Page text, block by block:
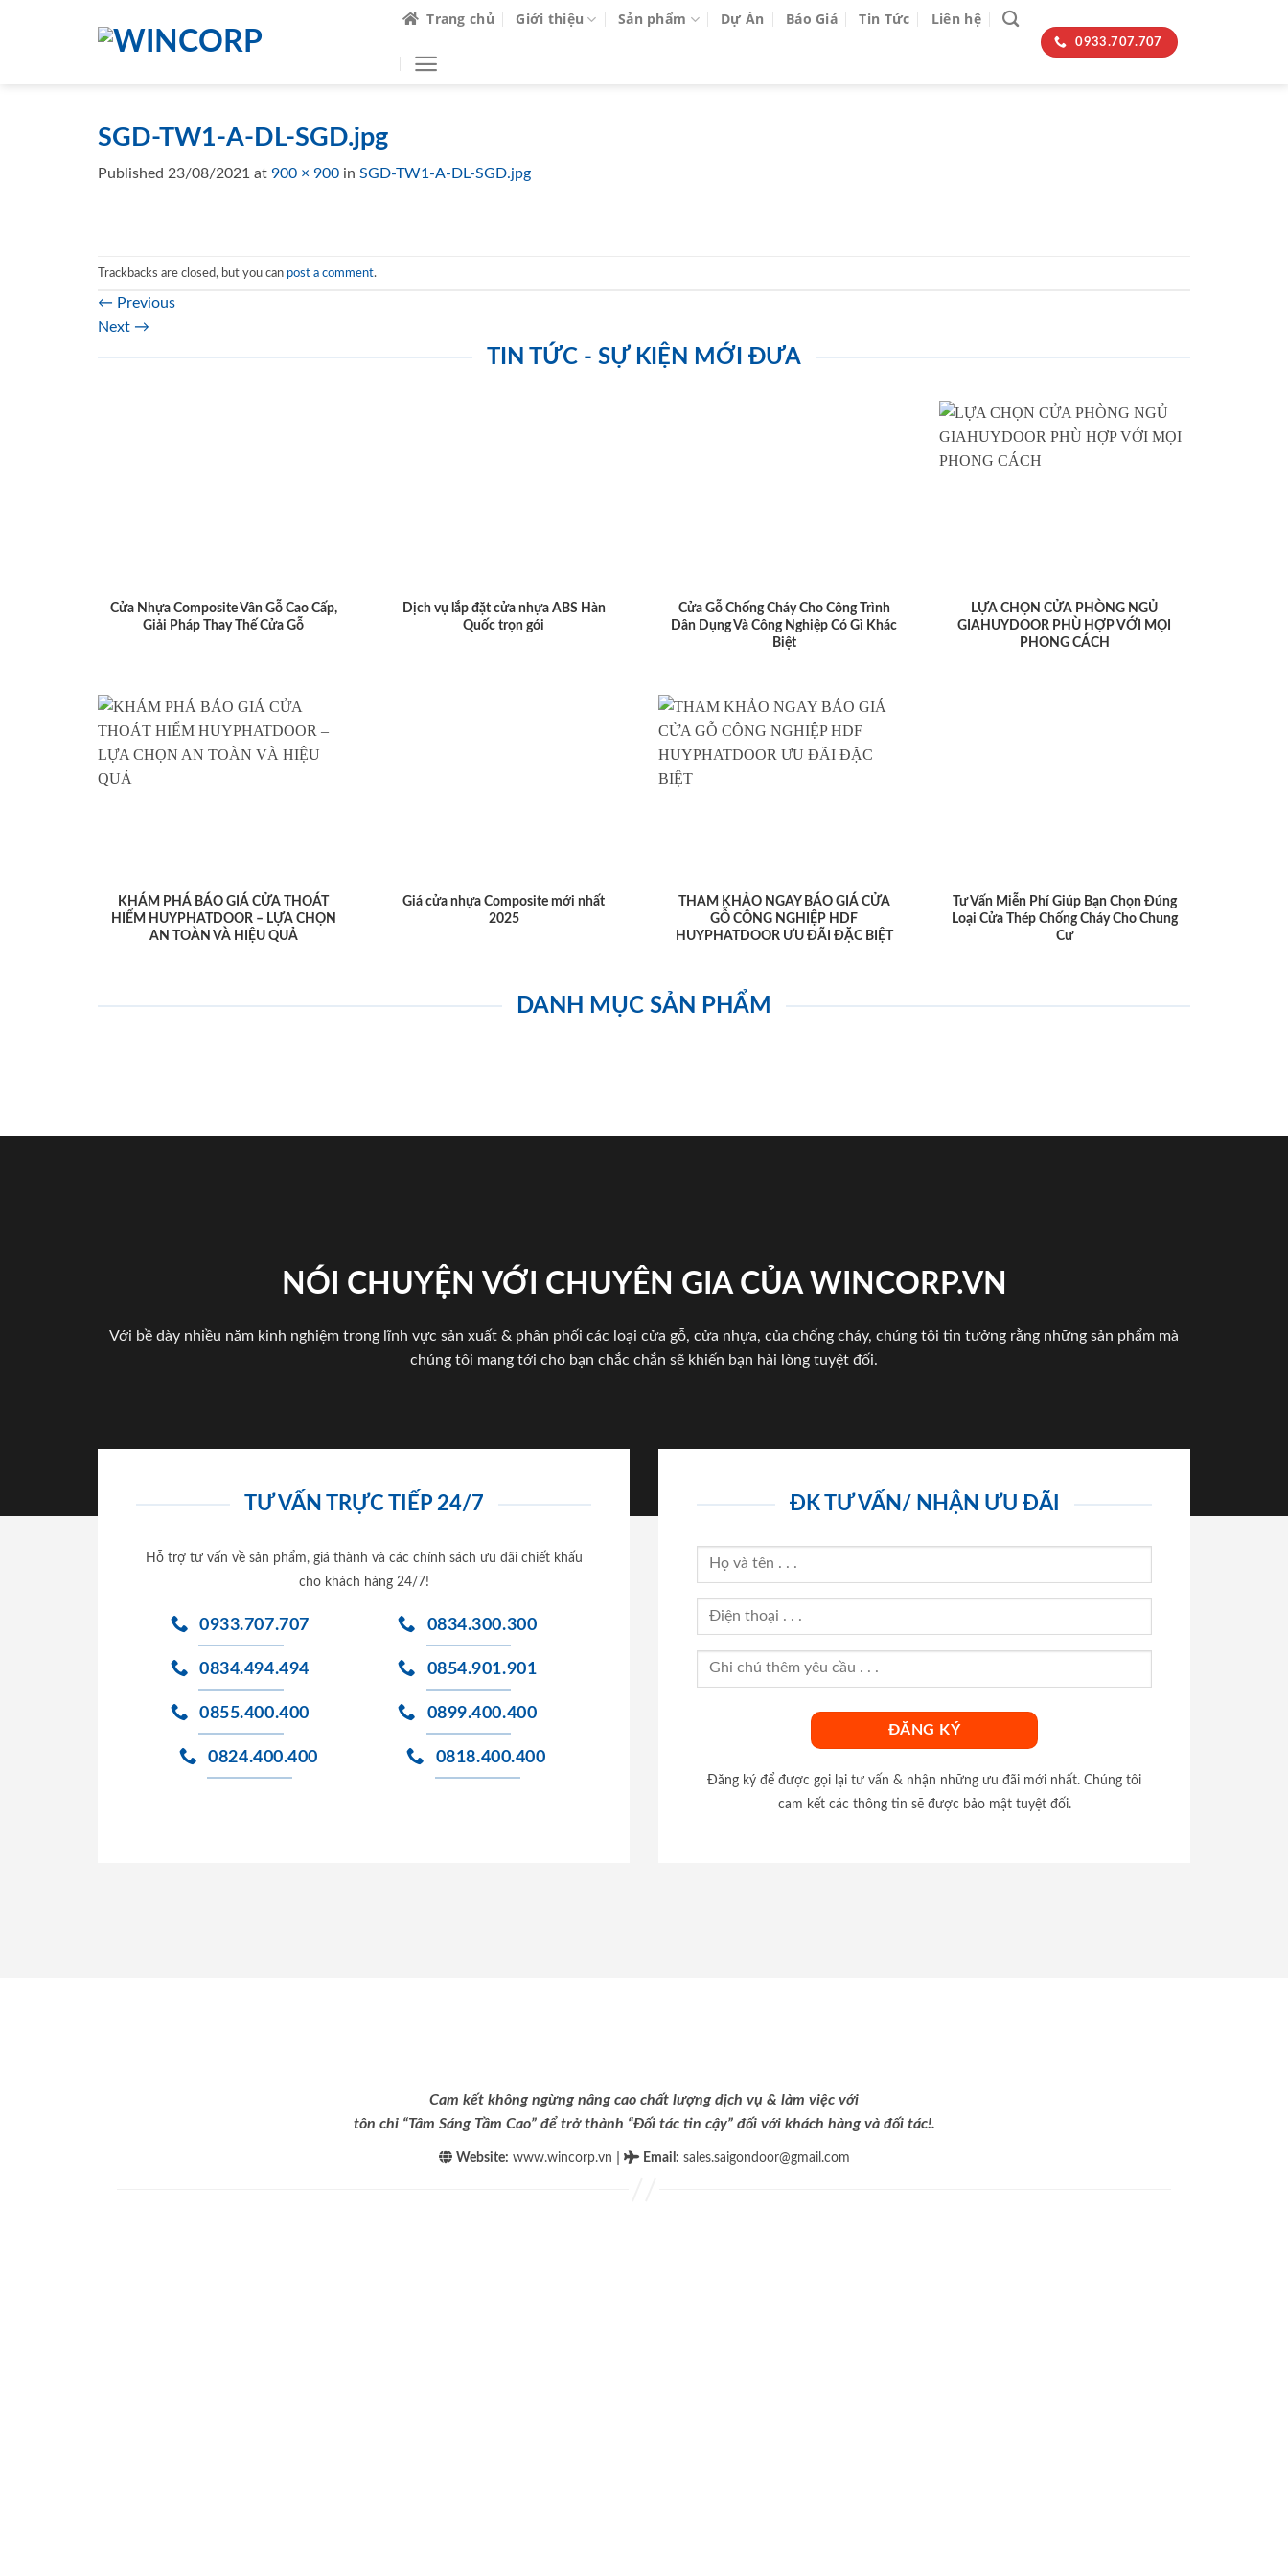
Trang chủ Giới thiệu Sản phẩm Dự Án Báo Giá Tin Tức Liên hệ
0933.707.707
SGD-TW1-A-DL-SGD.jpg
Published 23/08/2021 at 900 × 900 in SGD-TW1-A-DL-SGD.jpg
Trackbacks are closed, but you can post a comment.
← Previous
Next →
TIN TỨC - SỰ KIỆN MỚI ĐƯA
Cửa Nhựa Composite Vân Gỗ Cao Cấp,
Giải Pháp Thay Thế Cửa Gỗ
Dịch vụ lắp đặt cửa nhựa ABS Hàn
Quốc trọn gói
Cửa Gỗ Chống Cháy Cho Công Trình
Dân Dụng Và Công Nghiệp Có Gì Khác
Biệt
LỰA CHỌN CỬA PHÒNG NGỦ
GIAHUYDOOR PHÙ HỢP VỚI MỌI
PHONG CÁCH
KHÁM PHÁ BÁO GIÁ CỬA THOÁT
HIỂM HUYPHATDOOR – LỰA CHỌN
AN TOÀN VÀ HIỆU QUẢ
Giá cửa nhựa Composite mới nhất
2025
THAM KHẢO NGAY BÁO GIÁ CỬA
GỖ CÔNG NGHIỆP HDF
HUYPHATDOOR ƯU ĐÃI ĐẶC BIỆT
Tư Vấn Miễn Phí Giúp Bạn Chọn Đúng
Loại Cửa Thép Chống Cháy Cho Chung
Cư
DANH MỤC SẢN PHẨM
NÓI CHUYỆN VỚI CHUYÊN GIA CỦA WINCORP.VN
Với bề dày nhiều năm kinh nghiệm trong lĩnh vực sản xuất & phân phối các loại cửa gỗ, cửa nhựa, của chống cháy, chúng tôi tin tưởng rằng những sản phẩm mà
chúng tôi mang tới cho bạn chắc chắn sẽ khiến bạn hài lòng tuyệt đối.
TƯ VẤN TRỰC TIẾP 24/7
Hỗ trợ tư vấn về sản phẩm, giá thành và các chính sách ưu đãi chiết khấu
cho khách hàng 24/7!
0933.707.707
0834.494.494
0855.400.400
0824.400.400
0834.300.300
0854.901.901
0899.400.400
0818.400.400
ĐK TƯ VẤN/ NHẬN ƯU ĐÃI
Đăng ký để được gọi lại tư vấn & nhận những ưu đãi mới nhất. Chúng tôi
cam kết các thông tin sẽ được bảo mật tuyệt đối.
Cam kết không ngừng nâng cao chất lượng dịch vụ & làm việc với
tôn chỉ “Tâm Sáng Tầm Cao” để trở thành “Đối tác tin cậy” đối với khách hàng và đối tác!.
Website: www.wincorp.vn Email : sales.saigondoor@gmail.com